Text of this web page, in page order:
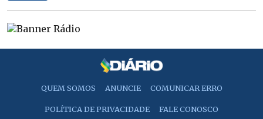
QUEM SOMOS ANUNCIE COMUNICAR ERRO
POLÍTICA DE PRIVACIDADE FALE CONOSCO